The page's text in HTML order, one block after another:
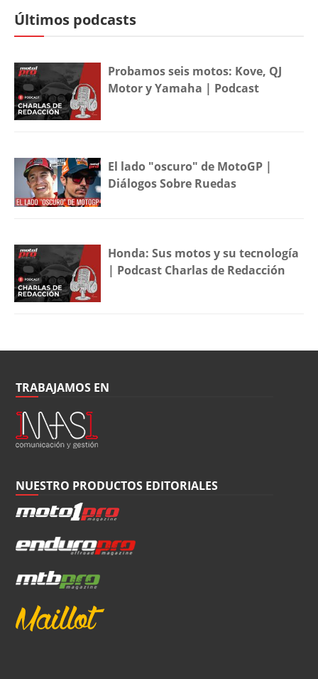
Últimos podcasts
Probamos seis motos: Kove, QJ
Motor y Yamaha | Podcast
El lado "oscuro" de MotoGP |
Diálogos Sobre Ruedas
Honda: Sus motos y su tecnología
| Podcast Charlas de Redacción
TRABAJAMOS EN
NUESTRO PRODUCTOS EDITORIALES